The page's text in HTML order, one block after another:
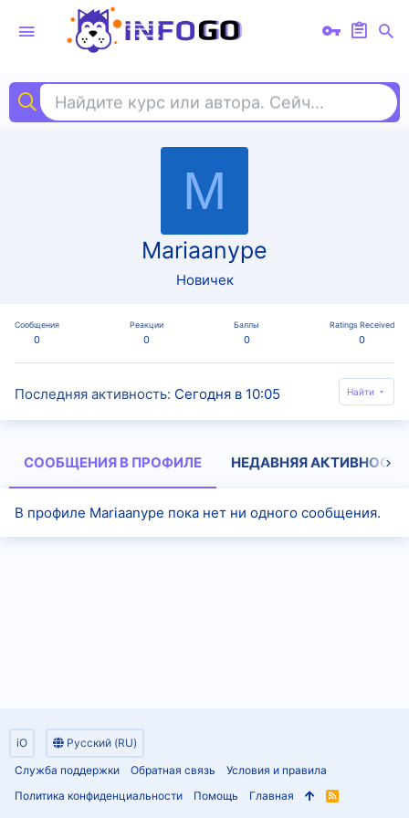
Найдите курс или автора. Сейчас ищут
M
Mariaanype
Новичек
Сообщения
0
Реакции
0
Баллы
0
Ratings Received
0
Последняя активность Сегодня в 10:05 Найти
СООБЩЕНИЯ В ПРОФИЛЕ НЕДАВНЯЯ АКТИВНОСТЬ
В профиле Mariaanype пока нет ни одного сообщения.
iO
Русский (RU)
Служба поддержки
Обратная связь
Условия и правила
Политика конфиденциальности
Помощь Главная
R